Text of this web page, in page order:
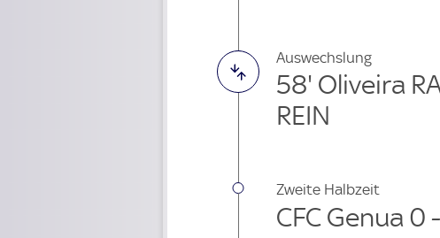
Auswechslung
58' Oliveira
REIN
Zweite Halbzeit
CFC Genua 0